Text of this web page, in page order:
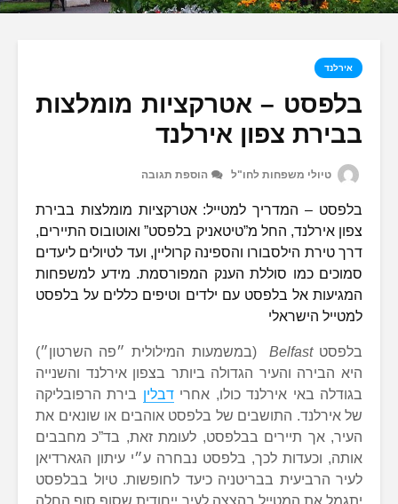
אירלנד
בלפסט – אטרקציות מומלצות
בבירת צפון אירלנד
טיולי משפחות לחו"ל הוספת תגובה
בלפסט – המדריך למטייל: אטרקציות מומלצות בבירת
צפון אירלנד, החל מ”טיטאניק בלפסט” ואוטובוס התיירים,
דרך טירת הילסבורו והספינה קרוליין, ועד לטיולים ליעדים
סמוכים כמו סוללת הענק המפורסמת. מידע למשפחות
המגיעות אל בלפסט עם ילדים וטיפים כללים על בלפסט
למטייל הישראלי
בלפסטBelfast (במשמעות המילולית ״פה השרטון״)
היא הבירה והעיר הגדולה ביותר בצפון אירלנד והשנייה
בגודלה באי אירלנד כולו, אחרידבלין בירת הרפובליקה
של אירלנד. התושבים של בלפסט אוהבים או שונאים את
העיר, אך תיירים בבלפסט, לעומת זאת, בד”כ מחבבים
אותה, וכעדות לכך, בלפסט נבחרה ע״י עיתון הגארדיאן
לעיר הרביעית בבריטניה כיעד לחופשות. טיול בבלפסט
יתגמל את המטייל בהצצה לעיר ייחודית שסוף סוף החלה